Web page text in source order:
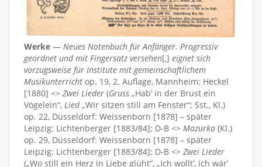
Werke — Neues Notenbuch für Anfänger. Progressiv
geordnet und mit Fingersatz versehen[,] eignet sich
vorzugsweise für Institute mit gemeinschaftlichem
Musikunterricht op. 19, 2. Auflage, Mannheim: Heckel
[1880] <> Zwei Lieder (Gruss „Hab’ in der Brust ein
Vögelein“, Lied„Wir sitzen still am Fenster“; Sst., Kl.)
op. 22, Düsseldorf: Weissenborn [1878] – später
Leipzig: Lichtenberger [1883/84]; D-B <> Mazurka (Kl.)
op. 29, Düsseldorf: Weissenborn [1878] – später
Leipzig: Lichtenberger [1883/84]; D-B <> Zwei Lieder
(„Wo still ein Herz in Liebe glüht“, „Ich wollt’, ich wär’